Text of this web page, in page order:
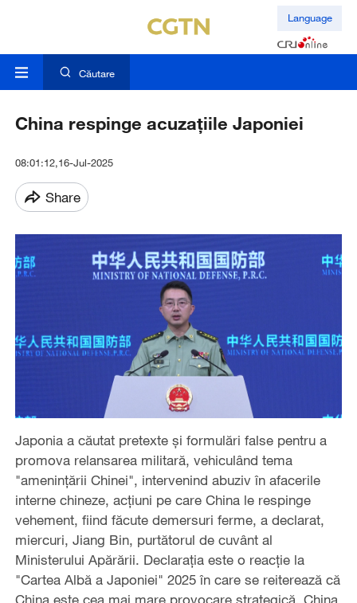
Language
Căutare
China respinge acuzațiile Japoniei
08:01:12,16-Jul-2025
Share
Japonia a căutat pretexte și formulări false pentru a
promova relansarea militară, vehiculând tema
"amenințării Chinei", intervenind abuziv în afacerile
interne chineze, acțiuni pe care China le respinge
vehement, fiind făcute demersuri ferme, a declarat,
miercuri, Jiang Bin, purtătorul de cuvânt al
Ministerului Apărării. Declarația este o reacție la
"Cartea Albă a Japoniei" 2025 în care se reiterează că
China este cea mai mare provocare strategică, China